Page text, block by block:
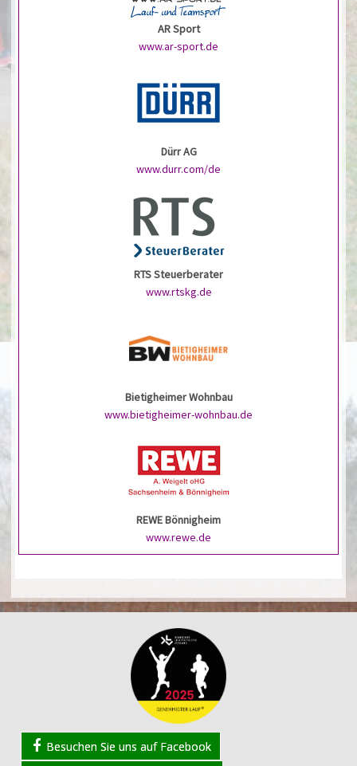
AR Sport
www.ar-sport.de
Dürr AG
www.durr.com/de
RTS Steuerberater
www.rtskg.de
Bietigheimer Wohnbau
www.bietigheimer-wohnbau.de
REWE Bönnigheim
www.rewe.de
Besuchen Sie uns auf Facebook